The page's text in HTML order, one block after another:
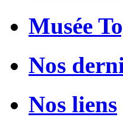
Musée
Nos
Nos liens